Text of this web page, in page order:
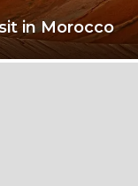
in Morocco